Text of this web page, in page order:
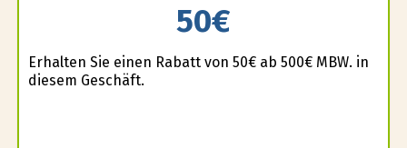
50€
Erhalten Sie einen Rabatt von 50€ ab 500€ MBW. in
diesem Geschäft.